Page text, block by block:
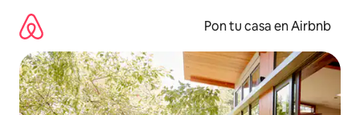
contenido
Pon tu casa en Airbnb